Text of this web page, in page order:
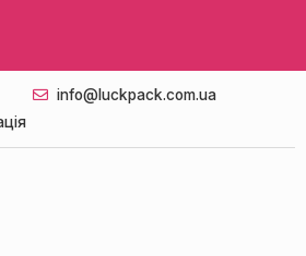
info@luckpack.com.ua